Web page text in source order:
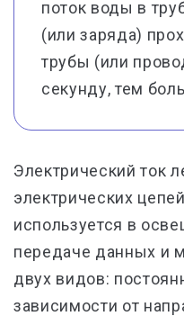
поток воды в
(или заряда)
трубы (или
секунду, тем
Электрический ток
электрических
используется в
передаче данных и
двух видов:
зависимости от